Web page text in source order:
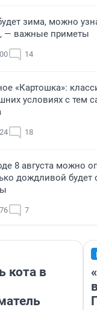
зима, можно
— важные приметы
14
«Картошка»:
условиях с тем
18
8 августа можно
дождливой
7
кота в